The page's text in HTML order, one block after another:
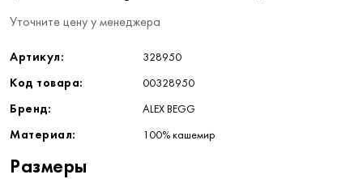
Уточните цену у менеджера
Артикул: 328950
Код товара: 00328950
Бренд: ALEX BEGG
Материал: 100% кашемир
Размеры